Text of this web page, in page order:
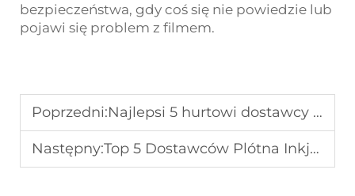
bezpieczeństwa, gdy coś się nie powiedzie lub
pojawi się problem z filmem.
Poprzedni:Najlepsi 5 hurtowi dostawcy Vinylek do Drukowania Cyfrowego w Australii
Następny:Top 5 Dostawców Plótna Inkjetowego w USA